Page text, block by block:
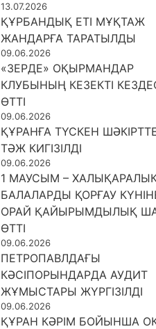
13.07.2026
ҚҰРБАНДЫҚ ЕТІ МҰҚТАЖ
ЖАНДАРҒА ТАРАТЫЛДЫ
09.06.2026
«ЗЕРДЕ» ОҚЫРМАНДАР
КЛУБЫНЫҢ КЕЗЕКТІ
ӨТТІ
09.06.2026
ҚҰРАНҒА ТҮСКЕН
ТӘЖ КИГІЗІЛДІ
09.06.2026
1 МАУСЫМ –
БАЛАЛАРДЫ ҚОРҒАУ
ОРАЙ ҚАЙЫРЫМДЫЛЫҚ
ӨТТІ
09.06.2026
ПЕТРОПАВЛДАҒЫ
КӘСІПОРЫНДАРДА АУДИТ
ЖҰМЫСТАРЫ ЖҮРГІЗІЛДІ
09.06.2026
ҚҰРАН КӘРІМ БОЙЫНША